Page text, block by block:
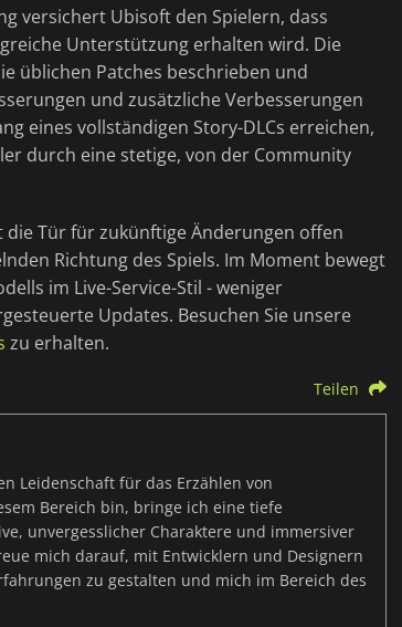
versichert Ubisoft den Spielern, dass
Unterstützung erhalten wird. Die
üblichen Patches beschrieben und
und zusätzliche Verbesserungen
eines vollständigen Story-DLCs erreichen,
durch eine stetige, von der Community
Tür für zukünftige Änderungen offen
Richtung des Spiels. Im Moment bewegt
im Live-Service-Stil - weniger
Updates. Besuchen Sie unsere
zu erhalten.
Teilen
Leidenschaft für das Erzählen von
Bereich bin, bringe ich eine tiefe
unvergesslicher Charaktere und immersiver
mich darauf, mit Entwicklern und Designern
zu gestalten und mich im Bereich des